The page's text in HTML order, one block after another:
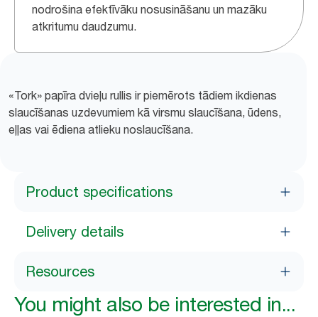
nodrošina efektīvāku nosusināšanu un mazāku
atkritumu daudzumu.
«Tork» papīra dvieļu rullis ir piemērots tādiem ikdienas
slaucīšanas uzdevumiem kā virsmu slaucīšana, ūdens,
eļļas vai ēdiena atlieku noslaucīšana.
Product specifications
Delivery details
Resources
You might also be interested in...